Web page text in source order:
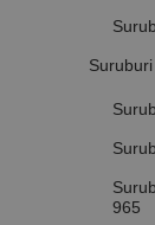
965